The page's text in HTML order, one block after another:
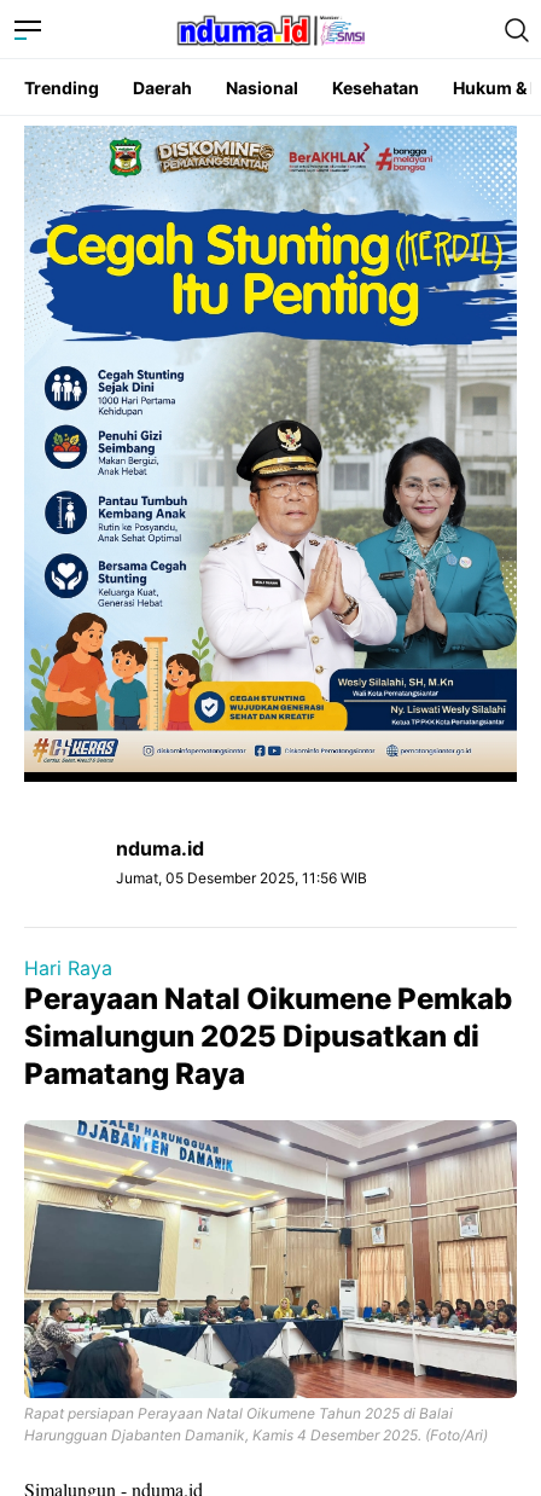
Trending Daerah Nasional Kesehatan Hukum &
nduma.id
Jumat, 05 Desember 2025, 11:56 WIB
Hari Raya
Perayaan Natal Oikumene Pemkab
Simalungun 2025 Dipusatkan di
Pamatang Raya
Rapat persiapan Perayaan Natal Oikumene Tahun 2025 di Balai
Harungguan Djabanten Damanik, Kamis 4 Desember 2025. (Foto/Ari)
Simalungun - nduma.id